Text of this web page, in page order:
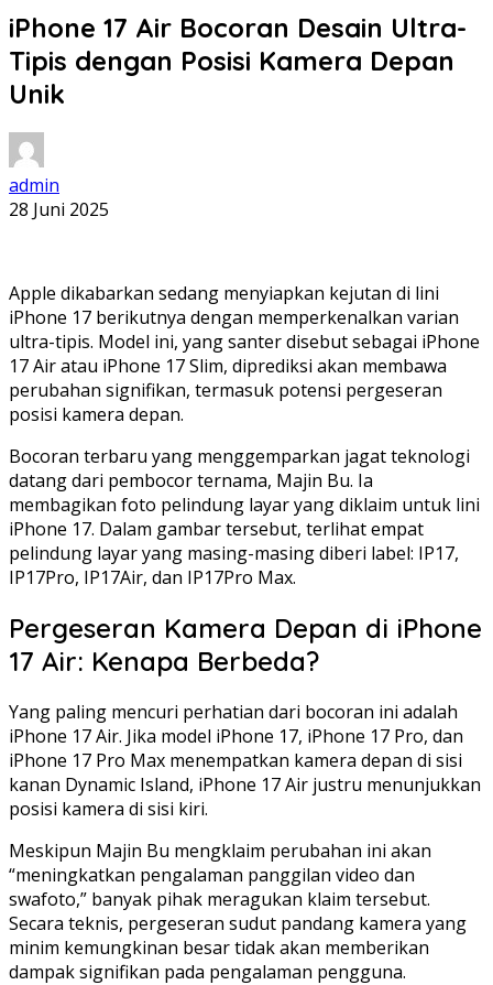
iPhone 17 Air Bocoran Desain Ultra-
Tipis dengan Posisi Kamera Depan
Unik
admin
28 Juni 2025
Apple dikabarkan sedang menyiapkan kejutan di lini
iPhone 17 berikutnya dengan memperkenalkan varian
ultra-tipis. Model ini, yang santer disebut sebagai iPhone
17 Air atau iPhone 17 Slim, diprediksi akan membawa
perubahan signifikan, termasuk potensi pergeseran
posisi kamera depan.
Bocoran terbaru yang menggemparkan jagat teknologi
datang dari pembocor ternama, Majin Bu. Ia
membagikan foto pelindung layar yang diklaim untuk lini
iPhone 17. Dalam gambar tersebut, terlihat empat
pelindung layar yang masing-masing diberi label: IP17,
IP17Pro, IP17Air, dan IP17Pro Max.
Pergeseran Kamera Depan di iPhone
17 Air: Kenapa Berbeda?
Yang paling mencuri perhatian dari bocoran ini adalah
iPhone 17 Air. Jika model iPhone 17, iPhone 17 Pro, dan
iPhone 17 Pro Max menempatkan kamera depan di sisi
kanan Dynamic Island, iPhone 17 Air justru menunjukkan
posisi kamera di sisi kiri.
Meskipun Majin Bu mengklaim perubahan ini akan
“meningkatkan pengalaman panggilan video dan
swafoto,” banyak pihak meragukan klaim tersebut.
Secara teknis, pergeseran sudut pandang kamera yang
minim kemungkinan besar tidak akan memberikan
dampak signifikan pada pengalaman pengguna.